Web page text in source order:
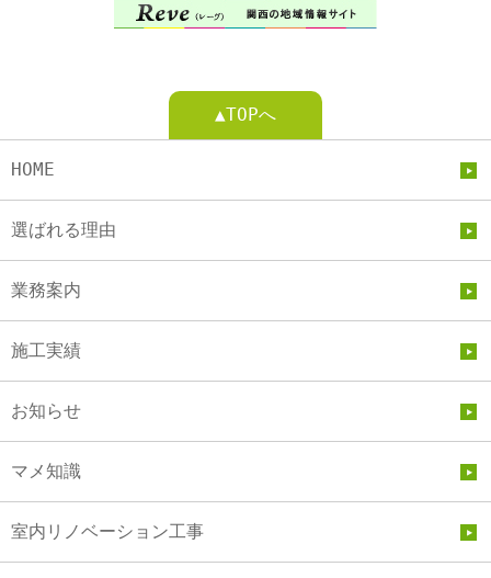
▲TOPへ
HOME
選ばれる理由
業務案内
施工実績
お知らせ
マメ知識
室内リノベーション工事